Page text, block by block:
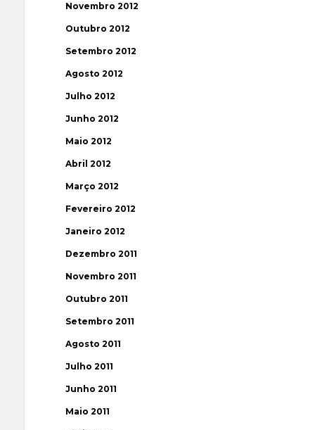
Novembro 2012
Outubro 2012
Setembro 2012
Agosto 2012
Julho 2012
Junho 2012
Maio 2012
Abril 2012
Março 2012
Fevereiro 2012
Janeiro 2012
Dezembro 2011
Novembro 2011
Outubro 2011
Setembro 2011
Agosto 2011
Julho 2011
Junho 2011
Maio 2011